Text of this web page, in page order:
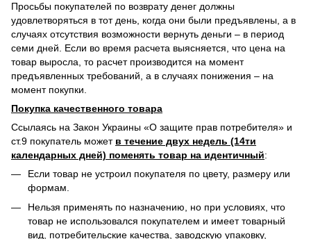
Просьбы покупателей по возврату денег должны
удовлетворяться в тот день, когда они были предъявлены, а в
случаях отсутствия возможности вернуть деньги – в период
семи дней. Если во время расчета выясняется, что цена на
товар выросла, то расчет производится на момент
предъявленных требований, а в случаях понижения – на
момент покупки.
Покупка качественного товара
Ссылаясь на Закон Украины «О защите прав потребителя» и
ст.9 покупатель может в течение двух недель (14ти
календарных дней) поменять товар на идентичный:
Если товар не устроил покупателя по цвету, размеру или
формам.
Нельзя применять по назначению, но при условиях, что
товар не использовался покупателем и имеет товарный
вид, потребительские качества, заводскую упаковку,